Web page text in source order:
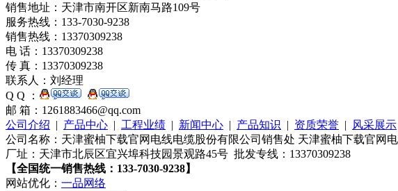
销售地址：天津市南开区新南马路109号
服务热线：133-7030-9238
销售热线：13370309238
电 话：13370309238
传 真：13370309238
联系人：刘经理
Q Q ：
邮 箱：1261883466@qq.com
公司介绍 | 产品中心 | 工程业绩 | 新闻中心 | 产品知识 | 资质荣誉 | 风采展示
公司名称：天津蜜柚下载官网电线电缆股份有限公司销售处 天津蜜柚下载官网
厂址：天津市北辰区宜兴埠科技园景观路45号 批发专线：13370309238
【全国统一销售热线：133-7030-9238】
网站优化： 一品网络